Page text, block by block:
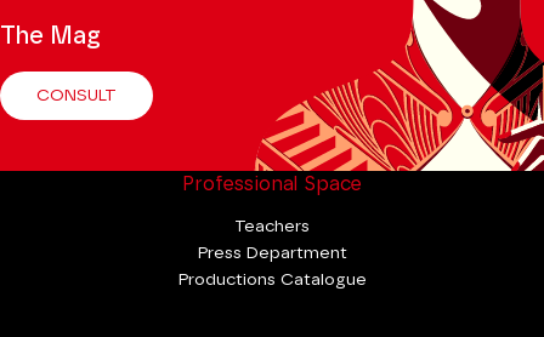
The Mag
CONSULT
Professional Space
Teachers
Press Department
Productions Catalogue